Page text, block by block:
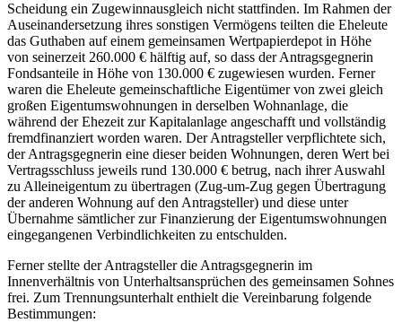
Scheidung ein Zugewinnausgleich nicht stattfinden. Im Rahmen der
Auseinandersetzung ihres sonstigen Vermögens teilten die Eheleute
das Guthaben auf einem gemeinsamen Wertpapierdepot in Höhe
von seinerzeit 260.000 € hälftig auf, so dass der Antragsgegnerin
Fondsanteile in Höhe von 130.000 € zugewiesen wurden. Ferner
waren die Eheleute gemeinschaftliche Eigentümer von zwei gleich
großen Eigentumswohnungen in derselben Wohnanlage, die
während der Ehezeit zur Kapitalanlage angeschafft und vollständig
fremdfinanziert worden waren. Der Antragsteller verpflichtete sich,
der Antragsgegnerin eine dieser beiden Wohnungen, deren Wert bei
Vertragsschluss jeweils rund 130.000 € betrug, nach ihrer Auswahl
zu Alleineigentum zu übertragen (Zug-um-Zug gegen Übertragung
der anderen Wohnung auf den Antragsteller) und diese unter
Übernahme sämtlicher zur Finanzierung der Eigentumswohnungen
eingegangenen Verbindlichkeiten zu entschulden.
Ferner stellte der Antragsteller die Antragsgegnerin im
Innenverhältnis von Unterhaltsansprüchen des gemeinsamen Sohnes
frei. Zum Trennungsunterhalt enthielt die Vereinbarung folgende
Bestimmungen: